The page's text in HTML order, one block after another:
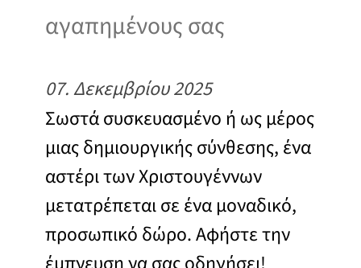
αγαπημένους σας
07. Δεκεμβρίου 2025
Σωστά συσκευασμένο ή ως μέρος
μιας δημιουργικής σύνθεσης, ένα
αστέρι των Χριστουγέννων
μετατρέπεται σε ένα μοναδικό,
προσωπικό δώρο. Αφήστε την